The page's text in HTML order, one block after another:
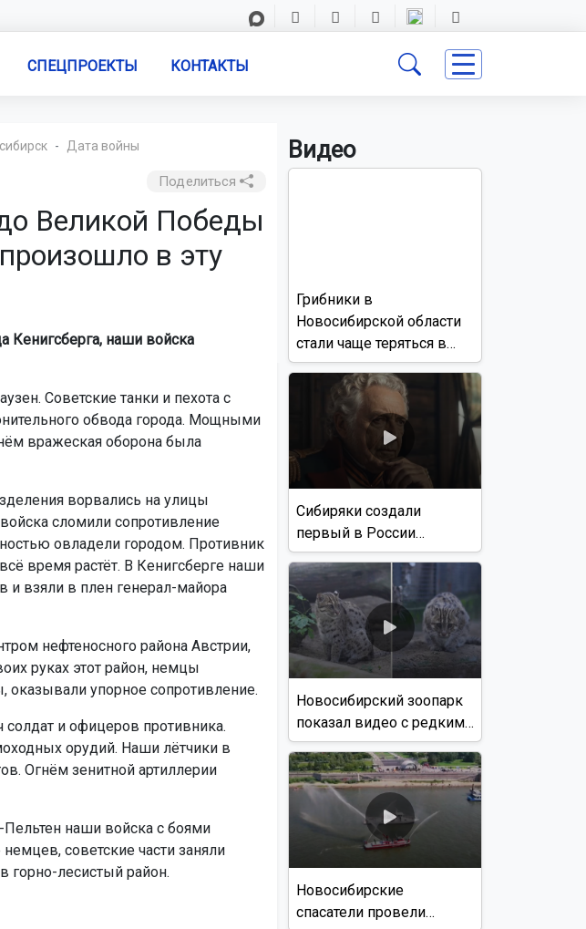
СПЕЦПРОЕКТЫ КОНТАКТЫ
Дата войны
Поделиться
Великой Победы
в эту
Кенигсберга, наши войска
Советские танки и пехота с
обвода города. Мощными
вражеская оборона была
ворвались на улицы
сломили сопротивление
овладели городом. Противник
время растёт. В Кенигсберге наши
взяли в плен генерал-майора
нефтеносного района Австрии,
руках этот район, немцы
оказывали упорное сопротивление.
и офицеров противника.
орудий. Наши лётчики в
Огнём зенитной артиллерии
Пельтен наши войска с боями
советские части заняли
горно-лесистый район.
Видео
Грибники в
Новосибирской области
стали чаще теряться в
лесах
Сибиряки создали
первый в России
документальный фильм
с использованием ИИ
Новосибирский зоопарк
показал видео с редким
виверровым котом
Новосибирские
спасатели провели